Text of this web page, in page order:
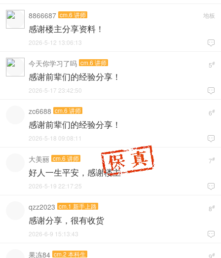
地板
8866687 cm.6 讲师
感谢楼主分享资料！

2026-5-12 13:06:13
5#
今天你学习了吗 cm.6 讲师
感谢前辈们的经验分享！

2026-5-17 23:42:50
6#
zc6688 cm.6 讲师
感谢前辈们的经验分享！

2026-5-18 09:08:11
7#
大美丽 cm.6 讲师
好人一生平安，感谢楼主

2026-5-19 22:17:25
8#
qzz2023 cm.1 新手上路
感谢分享，很有收货

2026-6-9 15:13:43
9#
果冻84 cm.2 本科生